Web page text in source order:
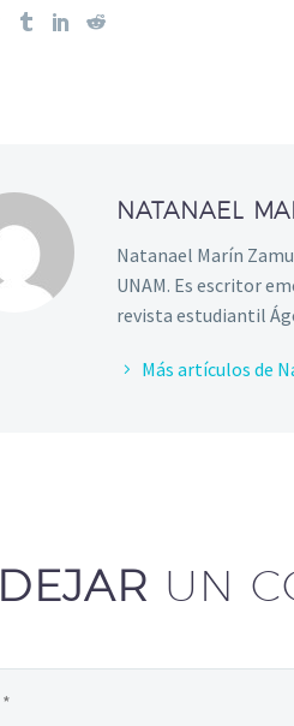
NATANAEL
Natanael Marín
UNAM. Es escritor
revista estudiantil
Más artículos de
DEJAR UN